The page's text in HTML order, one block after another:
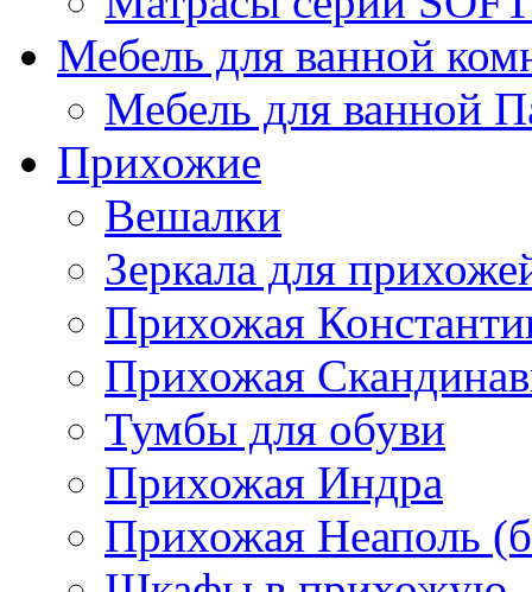
Мебель для ванной
Мебель для ванной
Прихожие
Вешалки
Зеркала для
Прихожая
Прихожая
Тумбы для обуви
Прихожая Индра
Прихожая Неаполь